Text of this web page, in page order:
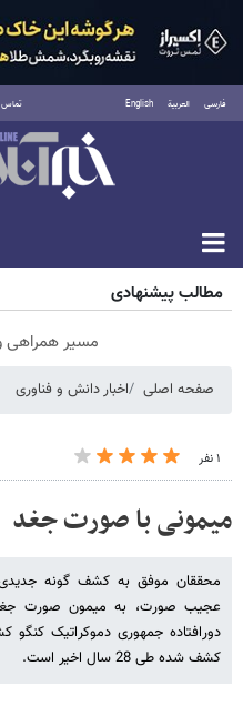
فارسی العربية English تماس
پنجشنبه ۱۵ مرداد ۱۴۰۵
مطالب پیشنهادی
مسیر همراهی و
صفحه اصلی اخبار دانش و فناوری
۱ نفر
میمونی با صورت جغد
محققان موفق به کشف گونه
عجیب صورت، به میمون صورت
دورافتاده جمهوری دموکراتیک
کشف شده طی 28 سال اخیر است.